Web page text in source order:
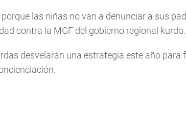
las niñas no van a denunciar a sus
contra la MGF del gobierno regional kurdo.
desvelarán una estrategia este año para